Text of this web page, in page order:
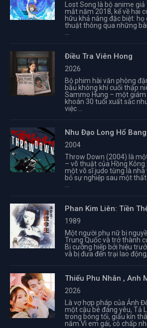
Lost Song là bộ anime
mắt năm 2018, kể về hai
hữu khả năng đặc biệt:
thuật thông qua những
Điều Tra Viên Hong
2026
Bộ phim hài văn phòng
bầu không khí cuối thập
Sammo Hung – một
khoán 30 tuổi xuất sắc
việc ...
Nhu Đạo Long Hổ Bang
2004
Throw Down (2004) là
– võ thuật của Hồng
một võ sĩ judo từng là
bỏ sự nghiệp sau một
Phan Kim Liên: Tiền
1989
Một người phụ nữ bị
Trung Quốc và trở thành
Bị cưỡng hiếp bởi hiệu
và bị đưa đến trại lao
Thiếu Phu Nhân , Anh
2026
Là vợ hợp pháp của Ảnh
một cậu bé đáng yêu, Tả
trong bóng tối, giấu kín
năm.Vì em gái, cô chấp